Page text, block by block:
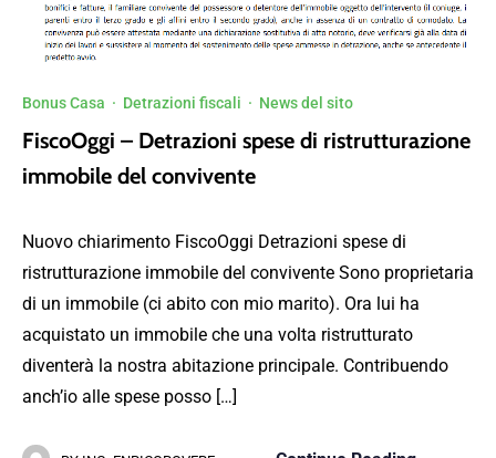
Bonus Casa · Detrazioni fiscali · News del sito
FiscoOggi – Detrazioni spese di ristrutturazione
immobile del convivente
Nuovo chiarimento FiscoOggi Detrazioni spese di
ristrutturazione immobile del convivente Sono proprietaria
di un immobile (ci abito con mio marito). Ora lui ha
acquistato un immobile che una volta ristrutturato
diventerà la nostra abitazione principale. Contribuendo
anch’io alle spese posso […]